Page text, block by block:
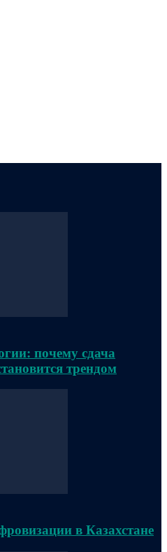
почему сдача
трендом
в Казахстане